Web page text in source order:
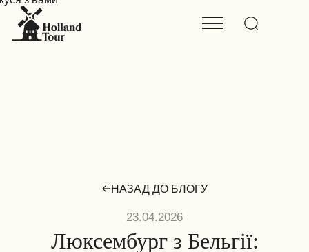
НАЗАД ДО БЛОГУ
23.04.2026
Люксембург з Бельгії: